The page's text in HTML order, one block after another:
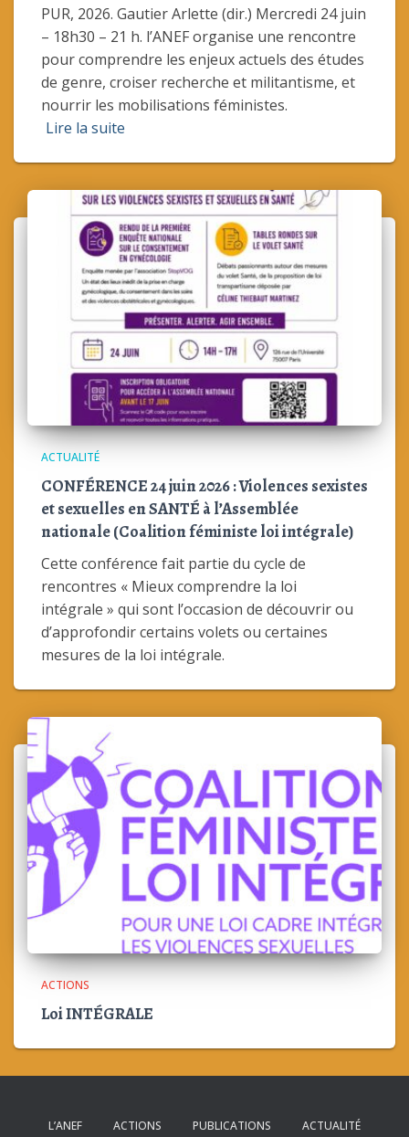
PUR, 2026. Gautier Arlette (dir.) Mercredi 24 juin
– 18h30 – 21 h. l’ANEF organise une rencontre
pour comprendre les enjeux actuels des études
de genre, croiser recherche et militantisme, et
nourrir les mobilisations féministes.
Lire la suite
ACTUALITÉ
CONFÉRENCE 24 juin 2026 : Violences sexistes
et sexuelles en SANTÉ à l’Assemblée
nationale (Coalition féministe loi intégrale)
Cette conférence fait partie du cycle de
rencontres « Mieux comprendre la loi
intégrale » qui sont l’occasion de découvrir ou
d’approfondir certains volets ou certaines
mesures de la loi intégrale.
ACTIONS
Loi INTÉGRALE
L’ANEF ACTIONS PUBLICATIONS ACTUALITÉ